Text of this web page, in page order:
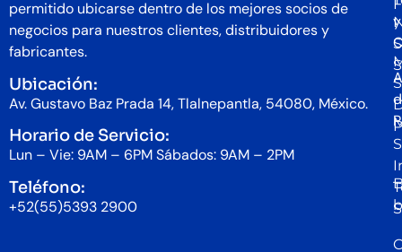
permitido ubicarse dentro de los mejores socios de
negocios para nuestros clientes, distribuidores y
fabricantes.
Ubicación:
Av. Gustavo Baz Prada 14, Tlalnepantla, 54080, México.
Horario de Servicio:
Lun – Vie: 9AM – 6PM Sábados: 9AM – 2PM
Teléfono:
+52(55)5393 2900
y